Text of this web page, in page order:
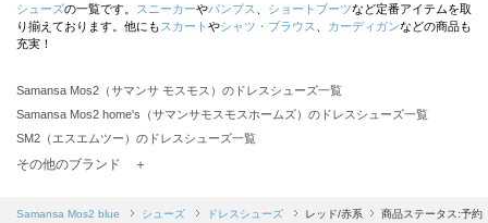
シューズの一覧です。 スニーカーやパンプス ショートブーツなど定番アイテムを取
り揃えております。他にも スカート やシャツ・ブラウス カーディガンなどの商品も
充実！
Samansa Mos2（サマンサ モスモス）のドレスシューズ一覧
Samansa Mos2 home's（サマンサモスモスホームズ）のドレスシューズ一覧
SM2（エスエムツー）のドレスシューズ一覧
Samansa Mos2 blue（サマンサモスモス ブルー）のドレスシューズ一覧
その他のブランド ＋
Samansa Mos2 blue シューズ ドレスシューズ レッド/赤系 商品ステータス:予約